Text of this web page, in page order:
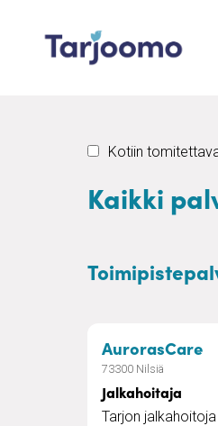
Kotiin
Kaikki
AurorasCare–
73300 Nilsiä
Jalkahoitaja
Tarjon